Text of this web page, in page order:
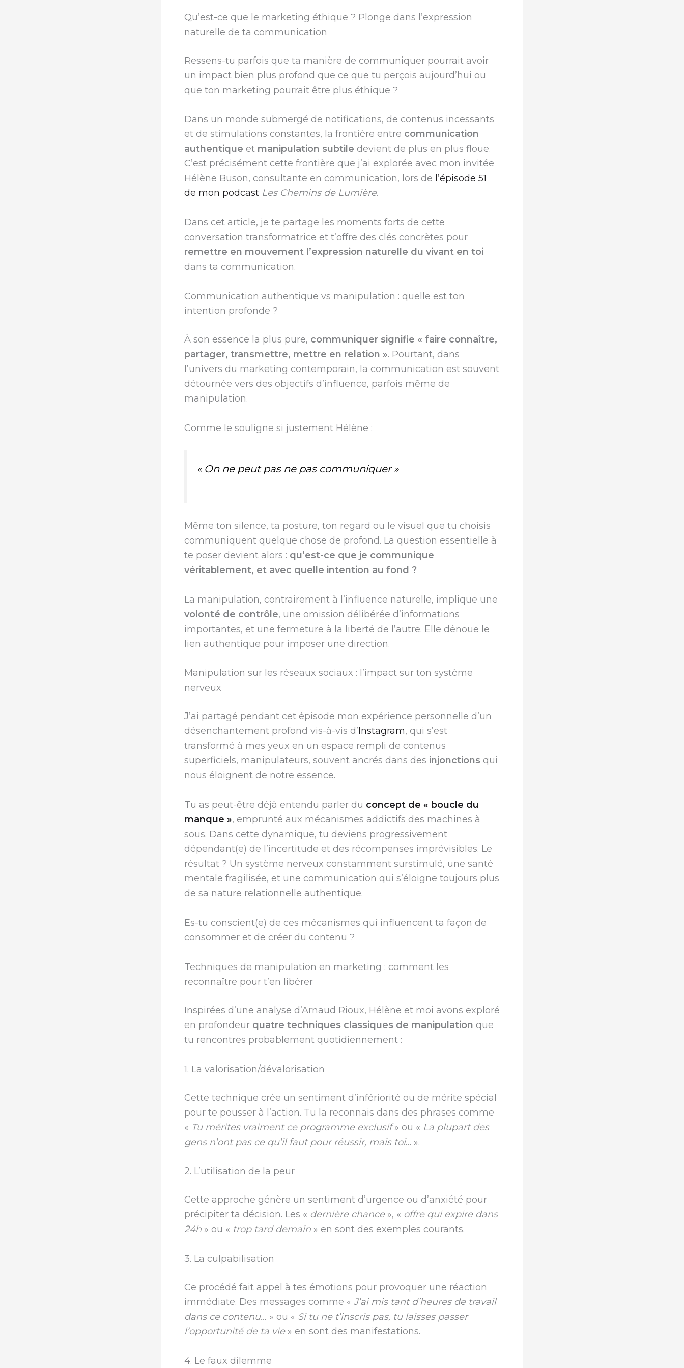
Qu’est-ce que le marketing éthique ? Plonge dans l’expression
naturelle de ta communication
Ressens-tu parfois que ta manière de communiquer pourrait avoir
un impact bien plus profond que ce que tu perçois aujourd’hui ou
que ton marketing pourrait être plus éthique ?
Dans un monde submergé de notifications, de contenus incessants
et de stimulations constantes, la frontière entre communication
authentique et manipulation subtile devient de plus en plus floue.
C’est précisément cette frontière que j’ai explorée avec mon invitée
Hélène Buson, consultante en communication, lors de l’épisode 51
de mon podcast Les Chemins de Lumière.
Dans cet article, je te partage les moments forts de cette
conversation transformatrice et t’offre des clés concrètes pour
remettre en mouvement l’expression naturelle du vivant en toi
dans ta communication.
Communication authentique vs manipulation : quelle est ton
intention profonde ?
À son essence la plus pure, communiquer signifie « faire connaître,
partager, transmettre, mettre en relation ». Pourtant, dans
l’univers du marketing contemporain, la communication est souvent
détournée vers des objectifs d’influence, parfois même de
manipulation.
Comme le souligne si justement Hélène :
« On ne peut pas ne pas communiquer »
Même ton silence, ta posture, ton regard ou le visuel que tu choisis
communiquent quelque chose de profond. La question essentielle à
te poser devient alors : qu’est-ce que je communique
véritablement, et avec quelle intention au fond ?
La manipulation, contrairement à l’influence naturelle, implique une
volonté de contrôle, une omission délibérée d’informations
importantes, et une fermeture à la liberté de l’autre. Elle dénoue le
lien authentique pour imposer une direction.
Manipulation sur les réseaux sociaux : l’impact sur ton système
nerveux
J’ai partagé pendant cet épisode mon expérience personnelle d’un
désenchantement profond vis-à-vis d’Instagram, qui s’est
transformé à mes yeux en un espace rempli de contenus
superficiels, manipulateurs, souvent ancrés dans des injonctions qui
nous éloignent de notre essence.
Tu as peut-être déjà entendu parler du concept de « boucle du
manque », emprunté aux mécanismes addictifs des machines à
sous. Dans cette dynamique, tu deviens progressivement
dépendant(e) de l’incertitude et des récompenses imprévisibles. Le
résultat ? Un système nerveux constamment surstimulé, une santé
mentale fragilisée, et une communication qui s’éloigne toujours plus
de sa nature relationnelle authentique.
Es-tu conscient(e) de ces mécanismes qui influencent ta façon de
consommer et de créer du contenu ?
Techniques de manipulation en marketing : comment les
reconnaître pour t’en libérer
Inspirées d’une analyse d’Arnaud Rioux, Hélène et moi avons exploré
en profondeur quatre techniques classiques de manipulation que
tu rencontres probablement quotidiennement :
1. La valorisation/dévalorisation
Cette technique crée un sentiment d’infériorité ou de mérite spécial
pour te pousser à l’action. Tu la reconnais dans des phrases comme
« Tu mérites vraiment ce programme exclusif» ou « La plupart des
gens n’ont pas ce qu’il faut pour réussir, mais toi… ».
2. L’utilisation de la peur
Cette approche génère un sentiment d’urgence ou d’anxiété pour
précipiter ta décision. Les « dernière chance», « offre qui expire dans
24h » ou « trop tard demain » en sont des exemples courants.
3. La culpabilisation
Ce procédé fait appel à tes émotions pour provoquer une réaction
immédiate. Des messages comme « J’ai mis tant d’heures de travail
dans ce contenu… » ou « Si tu ne t’inscris pas, tu laisses passer
l’opportunité de ta vie» en sont des manifestations.
4. Le faux dilemme